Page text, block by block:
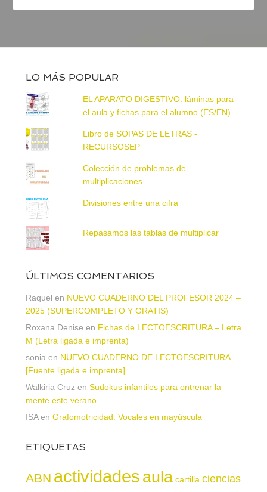
LO MÁS POPULAR
EL APARATO DIGESTIVO: láminas para
el aula y fichas para el alumno (ES/EN)
Libro de SOPAS DE LETRAS -
RECURSOSEP
Colección de problemas de
multiplicaciones
Divisiones entre una cifra
Repasamos las tablas de multiplicar
ÚLTIMOS COMENTARIOS
Raquel en NUEVO CUADERNO DEL PROFESOR 2024 –
2025 (SUPERCOMPLETO Y GRATIS)
Roxana Denise en Fichas de LECTOESCRITURA – Letra
M (Letra ligada e imprenta)
sonia en NUEVO CUADERNO DE LECTOESCRITURA
[Fuente ligada e imprenta]
Walkiria Cruz en Sudokus infantiles para entrenar la
mente este verano
ISAen Grafomotricidad. Vocales en mayúscula
ETIQUETAS
ABN actividadesaula cartilla ciencias